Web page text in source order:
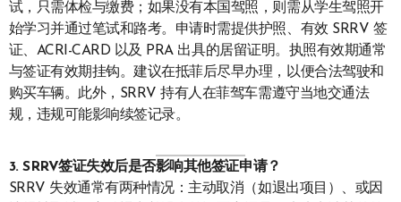
试，只需体检与缴费；如果没有本国驾照，则需从学生驾照开
始学习并通过笔试和路考。申请时需提供护照、有效 SRRV 签
证、ACRI-CARD 以及 PRA 出具的居留证明。执照有效期通常
与签证有效期挂钩。建议在抵菲后尽早办理，以便合法驾驶和
购买车辆。此外，SRRV 持有人在菲驾车需遵守当地交通法
规，违规可能影响续签记录。
3. SRRV签证失效后是否影响其他签证申请？
SRRV 失效通常有两种情况：主动取消（如退出项目）、或因